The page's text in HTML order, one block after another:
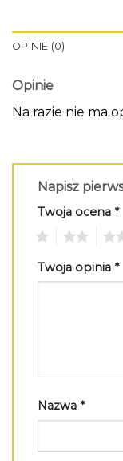
OPINIE (0)
Opinie
Na razie nie ma
Napisz
Twoja ocena *
Twoja opinia *
Nazwa *